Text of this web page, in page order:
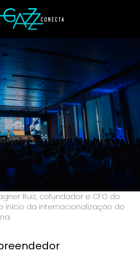
Your Company
Ruiz, cofundador e CFO do
início da internacionalização do